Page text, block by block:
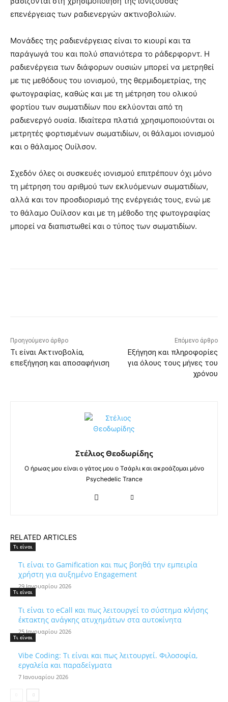
επενέργειας των ραδιενεργών ακτινοβολιών.
Μονάδες της ραδιενέργειας είναι το κιουρί και τα
παράγωγά του και πολύ σπανιότερα το ράδερφορντ. Η
ραδιενέργεια των διάφορων ουσιών μπορεί να μετρηθεί
με τις μεθόδους του ιονισμού, της θερμιδομετρίας, της
φωτογραφίας, καθώς και με τη μέτρηση του ολικού
φορτίου των σωματιδίων που εκλύονται από τη
ραδιενεργό ουσία. Ιδιαίτερα πλατιά χρησιμοποιούνται οι
μετρητές φορτισμένων σωματιδίων, οι θάλαμοι ιονισμού
και ο θάλαμος Ουίλσον.
Σχεδόν όλες οι συσκευές ιονισμού επιτρέπουν όχι μόνο
τη μέτρηση του αριθμού των εκλυόμενων σωματιδίων,
αλλά και τον προσδιορισμό της ενέργειάς τους, ενώ με
το θάλαμο Ουίλσον και με τη μέθοδο της φωτογραφίας
μπορεί να διαπιστωθεί και ο τύπος των σωματιδίων.
Προηγούμενο άρθρο
Τι είναι Ακτινοβολία,
επεξήγηση και αποσαφήνιση
Επόμενο άρθρο
Εξήγηση και πληροφορίες
για όλους τους μήνες του
χρόνου
Στέλιος Θεοδωρίδης
Ο ήρωας μου είναι ο γάτος μου ο Τσάρλι και ακροάζομαι μόνο
Psychedelic Trance
RELATED ARTICLES
Τι είναι
Τι είναι το Gamification και πως βοηθά την εμπειρία
χρήστη για αυξημένο Engagement
29 Ιανουαρίου 2026
Τι είναι
Τι είναι το eCall και πως λειτουργεί το σύστημα κλήσης
έκτακτης ανάγκης ατυχημάτων στα αυτοκίνητα
25 Ιανουαρίου 2026
Τι είναι
Vibe Coding: Τι είναι και πως λειτουργεί. Φιλοσοφία,
εργαλεία και παραδείγματα
7 Ιανουαρίου 2026